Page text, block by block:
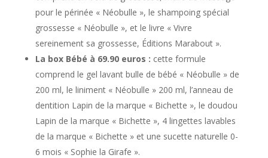
pour le périnée « Néobulle », le shampoing spécial
grossesse « Néobulle », et le livre « Vivre
sereinement sa grossesse, Éditions Marabout ».
La box Bébé à 69.90 euros : cette formule
comprend le gel lavant bulle de bébé « Néobulle » de
200 ml, le liniment « Néobulle » 200 ml, l’anneau de
dentition Lapin de la marque « Bichette », le doudou
Lapin de la marque « Bichette », 4 lingettes lavables
de la marque « Bichette » et une sucette naturelle 0-
6 mois « Sophie la Girafe ».